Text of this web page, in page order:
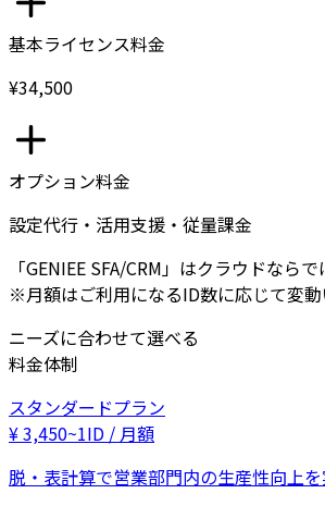
基本ライセンス料金
¥34,500
オプション料金
設定代行・活用支援・従量課金
「GENIEE SFA/CRM」はクラウドなら
※月額はご利用になるID数に応じて変動
ニーズに合わせて選べる
料金体制
スタンダードプラン
¥3,450~1ID / 月額
脱・表計算で営業部門内の生産性向上